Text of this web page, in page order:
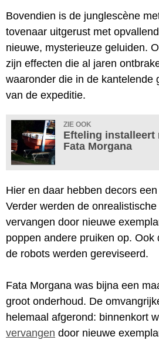
Bovendien is de junglescène
tovenaar uitgerust met
nieuwe, mysterieuze geluiden.
zijn effecten die al jaren
waaronder die in de kantelende
van de expeditie.
ZIE OOK
Efteling installeert
Fata Morgana
Hier en daar hebben decors
Verder werden de
vervangen door nieuwe
poppen andere pruiken op. Ook
de robots werden gereviseerd.
Fata Morgana was bijna een
groot onderhoud. De
helemaal afgerond: binnenkort
vervangen door nieuwe